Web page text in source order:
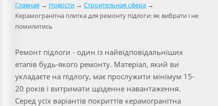
Главная → Новости → Строительная сфера →
Керамогранітна плитка для ремонту підлоги: як вибрати і не
помилитись
Ремонт підлоги - один із найвідповідальніших
етапів будь-якого ремонту. Матеріал, який ви
укладаєте на підлогу, має прослужити мінімум 15-
20 років і витримати щоденне навантаження.
Серед усіх варіантів покриттів керамогранітна